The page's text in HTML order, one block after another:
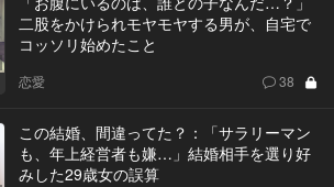
二股をかけられモヤモヤする男が、自宅で
コッソリ始めたこと
恋愛 38
この結婚、間違ってた？：「サラリーマン
も、年上経営者も嫌…」結婚相手を選り好
みした29歳女の誤算